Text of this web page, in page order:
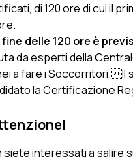
di 120 ore di cui il
fine delle 120 ore è
da esperti della
a fare i Soccorritori. Il
la Certificazione
siete interessati a salire